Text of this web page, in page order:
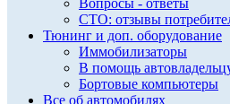
Вопросы - ответы
СТО: отзывы
Тюнинг и доп. оборудование
Иммобилизаторы
В помощь
Бортовые компьютеры
Все об автомобилях